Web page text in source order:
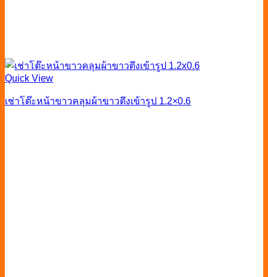
Quick View
เช่าโต๊ะหน้าขาวคลุมผ้าขาวตึงเข้ารูป 1.2×0.6